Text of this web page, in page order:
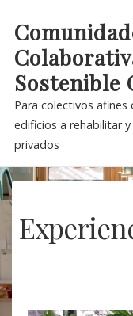
content
Sostenible
Para colectivos afines
edificios a rehabilitar
privados